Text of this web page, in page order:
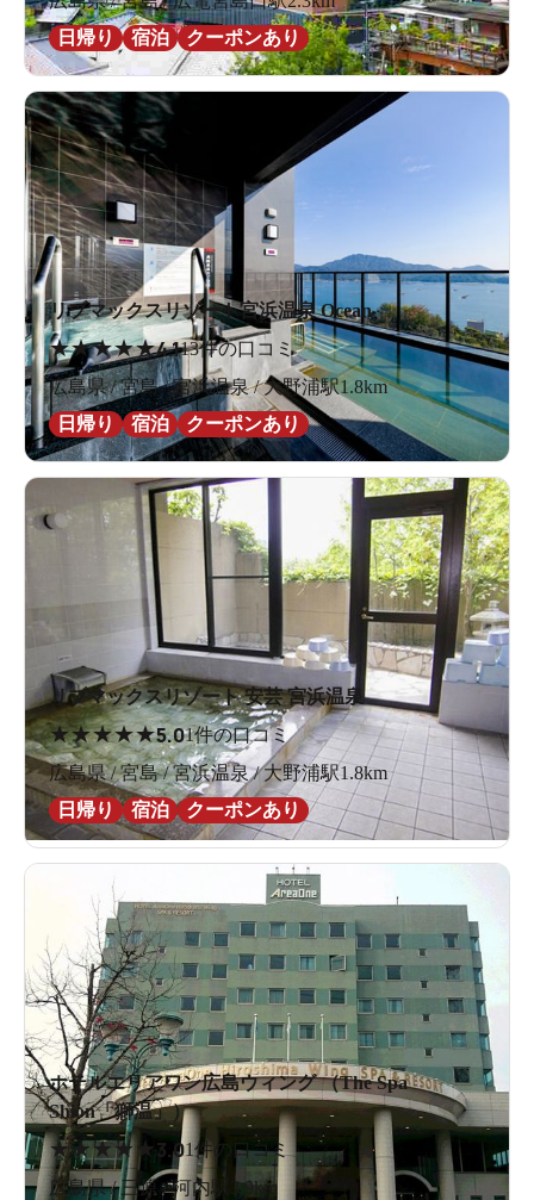
日帰り
宿泊 クーポンあり
リブマックスリゾート宮浜温泉 Ocean
★★★★★4.113件の口コミ
広島県 / 宮島 / 宮浜温泉 / 大野浦駅1.8km
日帰り
宿泊 クーポンあり
リブマックスリゾート 安芸 宮浜温泉
★★★★★5.01件の口コミ
広島県 / 宮島 / 宮浜温泉 / 大野浦駅1.8km
日帰り
宿泊 クーポンあり
ホテルエリアワン広島ウィング （The Spa
Shion「獅温」）
★★★★ ★3.01件の口コミ
広島県 / 三原 / 河内駅3.9km